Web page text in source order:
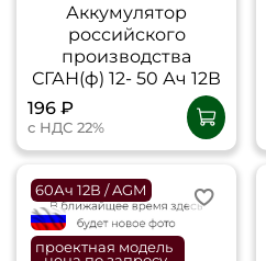
Аккумулятор
российского
производства
СГАН(ф) 12- 50 Ач 12В
196 ₽
с НДС 22%
60Ач 12В / AGM
flagRU
проектная модель